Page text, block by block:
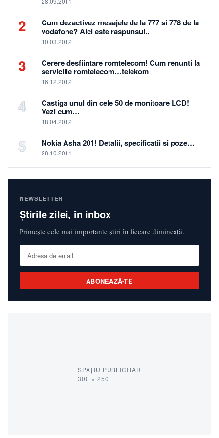
2
Cum dezactivez mesajele de la 777 si 778 de la
vodafone? Aici este raspunsul..
10.03.2012
3
Cerere desfiintare romtelecom! Cum renunti la
serviciile romtelecom…telekom
16.12.2012
4
Castiga unul din cele 50 de monitoare LCD!
Vezi cum…
18.04.2012
5 Nokia Asha 201! Detalii, specificatii si poze…
28.10.2011
NEWSLETTER
Știrile zilei, în inbox
Primește cele mai importante știri în fiecare dimineață.
ABONEAZĂ-TE
SPAȚIU PUBLICITAR
300 × 250